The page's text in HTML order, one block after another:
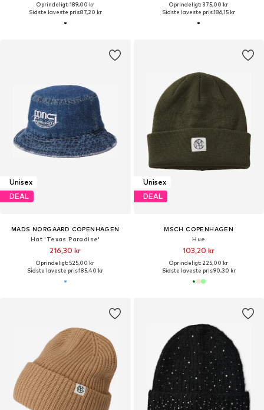
Oprindeligt: 189,00 kr
Sidste laveste pris:87,20 kr
Oprindeligt: 375,00 kr
Sidste laveste pris:186,15 kr
Unisex
DEAL
MADS NORGAARD COPENHAGEN
Hat 'Texas Paradise'
216,30 kr
Oprindeligt: 525,00 kr
Sidste laveste pris:185,40 kr
Unisex
DEAL
MSCH COPENHAGEN
Hue
103,20 kr
Oprindeligt: 225,00 kr
Sidste laveste pris:90,30 kr